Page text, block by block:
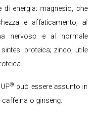
di energia; magnesio, che
e affaticamento, al
nervoso e al normale
proteica; zinco, utile
® può essere assunto in
o ginseng.